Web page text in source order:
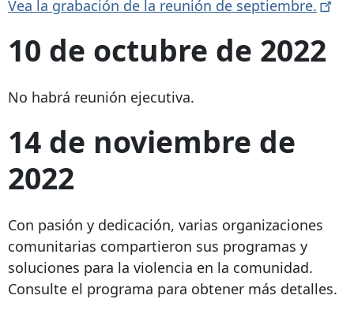
Vea la grabación de la reunión de septiembre.
10 de octubre de 2022
No habrá reunión ejecutiva.
14 de noviembre de
2022
Con pasión y dedicación, varias organizaciones
comunitarias compartieron sus programas y
soluciones para la violencia en la comunidad.
Consulte el programa para obtener más detalles.